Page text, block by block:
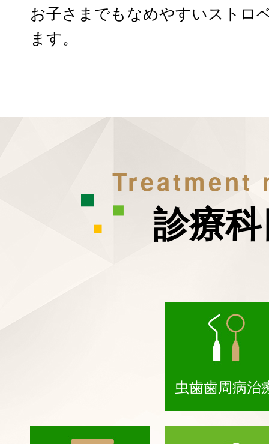
お子さまでもなめやすいストロ
ます。
Treatment
診療
虫歯歯周病治